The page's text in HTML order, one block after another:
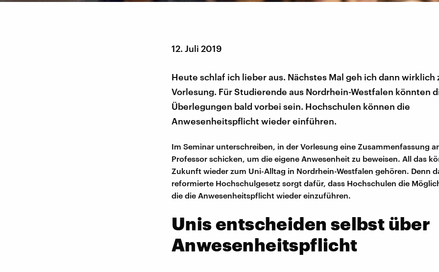
12. Juli 2019
Heute schlaf ich lieber aus. Nächstes Mal geh ich dann wirklich
Vorlesung. Für Studierende aus Nordrhein-Westfalen könnten
Überlegungen bald vorbei sein. Hochschulen können die
Anwesenheitspflicht wieder einführen.
Im Seminar unterschreiben, in der Vorlesung eine Zusammenfassung
Professor schicken, um die eigene Anwesenheit zu beweisen. All das
Zukunft wieder zum Uni-Alltag in Nordrhein-Westfalen gehören. Denn
reformierte Hochschulgesetz sorgt dafür, dass Hochschulen die
die die Anwesenheitspflicht wieder einzuführen.
Unis entscheiden selbst über
Anwesenheitspflicht